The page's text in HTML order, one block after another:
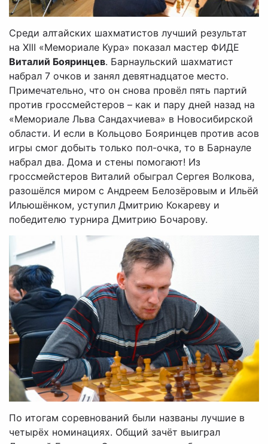
Среди алтайских шахматистов лучший результат
на XIII «Мемориале Кура» показал мастер ФИДЕ
Виталий Бояринцев. Барнаульский шахматист
набрал 7 очков и занял девятнадцатое место.
Примечательно, что он снова провёл пять партий
против гроссмейстеров – как и пару дней назад на
«Мемориале Льва Сандахчиева» в Новосибирской
области. И если в Кольцово Бояринцев против асов
игры смог добыть только пол-очка, то в Барнауле
набрал два. Дома и стены помогают! Из
гроссмейстеров Виталий обыграл Сергея Волкова,
разошёлся миром с Андреем Белозёровым и Ильёй
Ильюшёнком, уступил Дмитрию Кокареву и
победителю турнира Дмитрию Бочарову.
По итогам соревнований были названы лучшие в
четырёх номинациях. Общий зачёт выиграл